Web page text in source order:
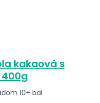
kakaová s
10+ bal